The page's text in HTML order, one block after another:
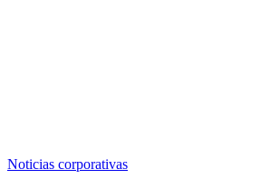
Noticias corporativas